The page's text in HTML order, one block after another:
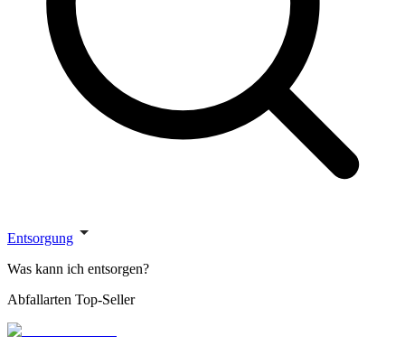
Entsorgung
Was kann ich entsorgen?
Abfallarten Top-Seller